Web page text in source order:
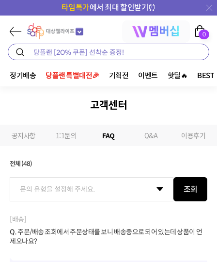
타임특가에서 최대 할인받기⏰
0
정기배송 당플랜 특별대전🎉 기획전 이벤트 핫딜🔥 BEST
고객센터
공지사항 1:1문의 FAQ Q&A 이용후기
전체 (48)
조회
[배송]
Q.주문/배송 조회에서 주문상태를 보니 배송중으로 되어 있는데 상품이 언
제오나요?